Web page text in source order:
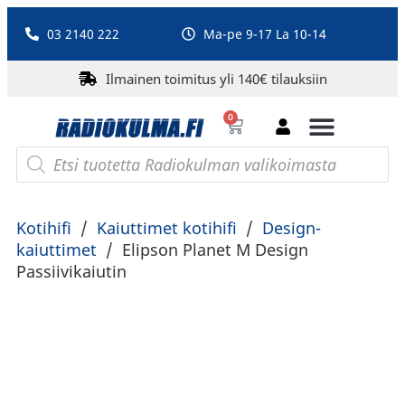
03 2140 222 Ma-pe 9-17 La 10-14
Ilmainen toimitus yli 140€ tilauksiin
0
Kotihifi / Kaiuttimet kotihifi / Design-
kaiuttimet / Elipson Planet M Design
Passiivikaiutin